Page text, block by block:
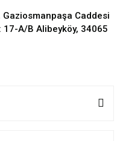
Caddesi
17-A/B Alibeyköy, 34065